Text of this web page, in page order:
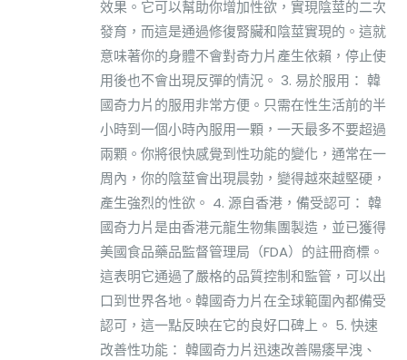
效果。它可以幫助你增加性欲，實現陰莖的二次
發育，而這是通過修復腎臟和陰莖實現的。這就
意味著你的身體不會對奇力片產生依賴，停止使
用後也不會出現反彈的情況。 3. 易於服用： 韓
國奇力片的服用非常方便。只需在性生活前的半
小時到一個小時內服用一顆，一天最多不要超過
兩顆。你將很快感覺到性功能的變化，通常在一
周內，你的陰莖會出現晨勃，變得越來越堅硬，
產生強烈的性欲。 4. 源自香港，備受認可： 韓
國奇力片是由香港元龍生物集團製造，並已獲得
美國食品藥品監督管理局（FDA）的註冊商標。
這表明它通過了嚴格的品質控制和監管，可以出
口到世界各地。韓國奇力片在全球範圍內都備受
認可，這一點反映在它的良好口碑上。 5. 快速
改善性功能： 韓國奇力片迅速改善陽痿早洩、